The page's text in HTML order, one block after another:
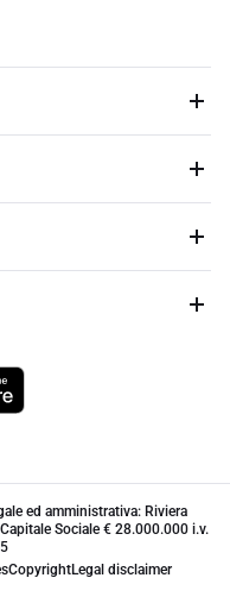
ed amministrativa: Riviera
Sociale € 28.000.000 i.v.
CopyrightLegal disclaimer